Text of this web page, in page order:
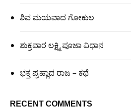
ಶಿವ ಮಯವಾದ ಗೋಕುಲ
ಶುಕ್ರವಾರ ಲಕ್ಷ್ಮಿ ಪೂಜಾ ವಿಧಾನ
ಭಕ್ತ ಪ್ರಹ್ಲಾದ ರಾಜ – ಕಥೆ
RECENT COMMENTS